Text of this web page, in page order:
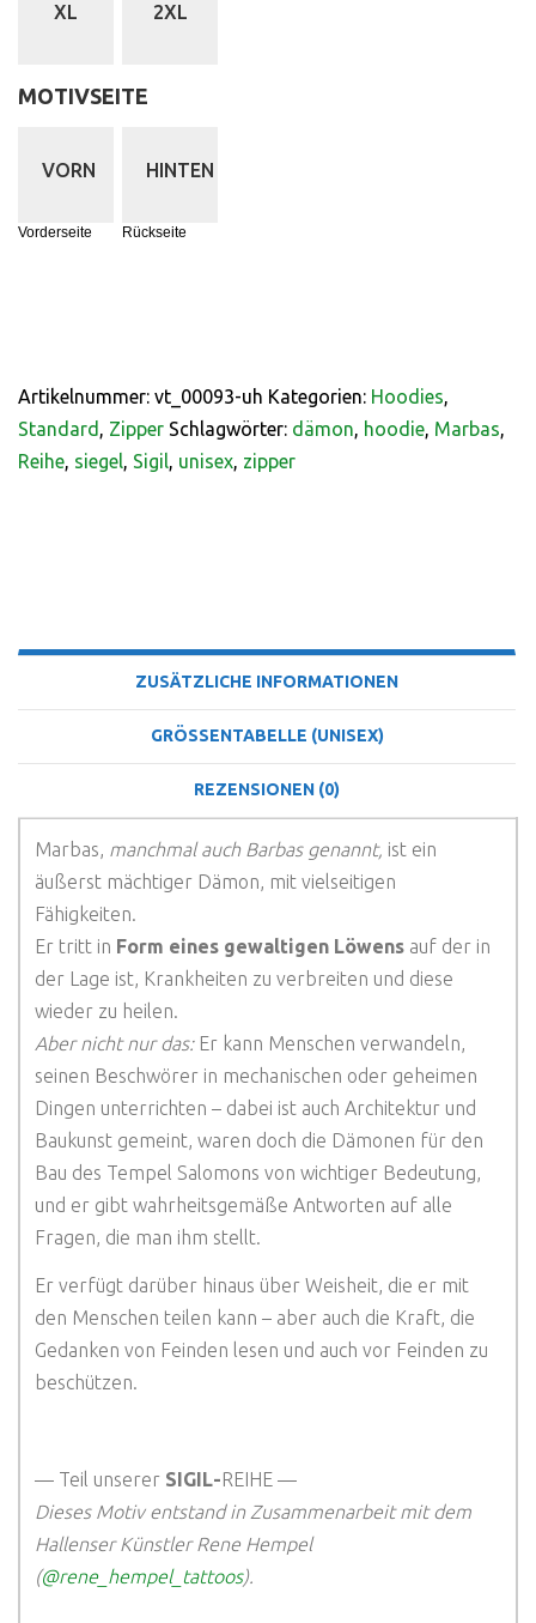
XL 2XL
MOTIVSEITE
VORN
Vorderseite
HINTEN
Rückseite
Artikelnummer: vt_00093-uh Kategorien: Hoodies,
Standard , Zipper Schlagwörter: dämon, hoodie, Marbas,
Reihe, siegel, Sigil, unisex, zipper
ZUSÄTZLICHE INFORMATIONEN
GRÖSSENTABELLE (UNISEX)
REZENSIONEN (0)
Marbas, manchmal auch Barbas genannt, ist ein
äußerst mächtiger Dämon, mit vielseitigen
Fähigkeiten.
Er tritt in Form eines gewaltigen Löwens auf der in
der Lage ist, Krankheiten zu verbreiten und diese
wieder zu heilen.
Aber nicht nur das:Er kann Menschen verwandeln,
seinen Beschwörer in mechanischen oder geheimen
Dingen unterrichten – dabei ist auch Architektur und
Baukunst gemeint, waren doch die Dämonen für den
Bau des Tempel Salomons von wichtiger Bedeutung,
und er gibt wahrheitsgemäße Antworten auf alle
Fragen, die man ihm stellt.
Er verfügt darüber hinaus über Weisheit, die er mit
den Menschen teilen kann – aber auch die Kraft, die
Gedanken von Feinden lesen und auch vor Feinden zu
beschützen.
— Teil unserer SIGIL-REIHE —
Dieses Motiv entstand in Zusammenarbeit mit dem
Hallenser Künstler Rene Hempel
(@rene_hempel_tattoos).